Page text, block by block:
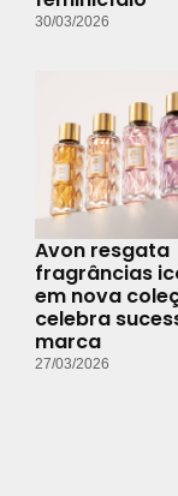
30/03/2026
Avon resgata
fragrâncias
em nova
celebra
marca
27/03/2026